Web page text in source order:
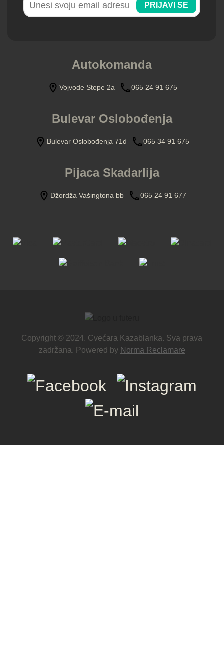
PRIJAVI SE
Autokomanda
Vojvode Stepe 2a 065 24 91 675
Bulevar Oslobođenja
Bulevar Oslobođenja 71d 065 34 91 675
Pijaca Skadarlija
Džordža Vašingtona bb 065 24 91 677
Copyright © 2024. Cvećara Kazablanka. Sva prava
zadržana. Powered by Norma Reclamare